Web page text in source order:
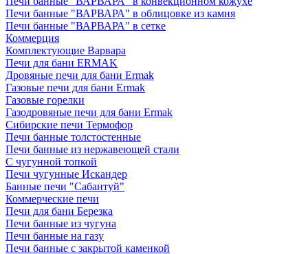
Печи банные "ВАРВАРА" в облицовке из камня
Печи банные "ВАРВАРА" в сетке
Коммерция
Комплектующие Варвара
Печи для бани ERMAK
Дровяные печи для бани Ermak
Газовые печи для бани Ermak
Газовые горелки
Газодровяные печи для бани Ermak
Сибирские печи Термофор
Печи банные толстостенные
Печи банные из нержавеющей стали
С чугунной топкой
Печи чугунные Искандер
Банные печи "Сабантуй"
Коммерческие печи
Печи для бани Березка
Печи банные из чугуна
Печи банные на газу
Печи банные с закрытой каменкой